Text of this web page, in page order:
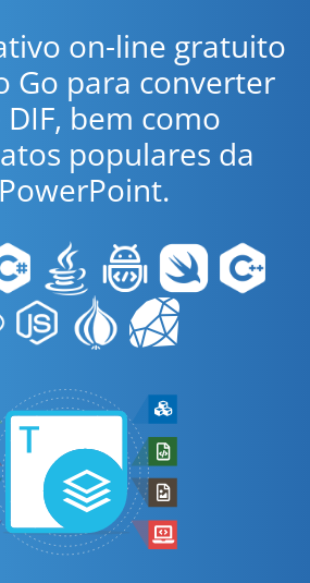
on-line gratuito
Go para converter
DIF, bem como
populares da
PowerPoint.